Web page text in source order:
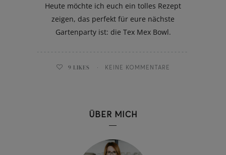
Heute möchte ich euch ein tolles Rezept
zeigen, das perfekt für eure nächste
Gartenparty ist: die Tex Mex Bowl.
9 LIKES KEINE KOMMENTARE
ÜBER MICH